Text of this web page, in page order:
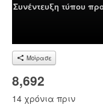
Συνέντευξη τύπου
Μοίρασε
8,692
14 χρόνια πριν